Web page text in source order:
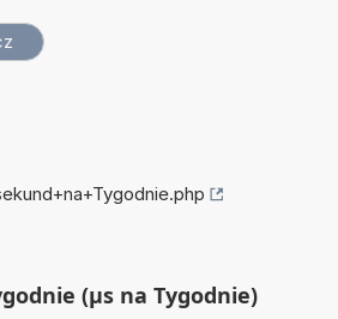
(µs na Tygodnie)